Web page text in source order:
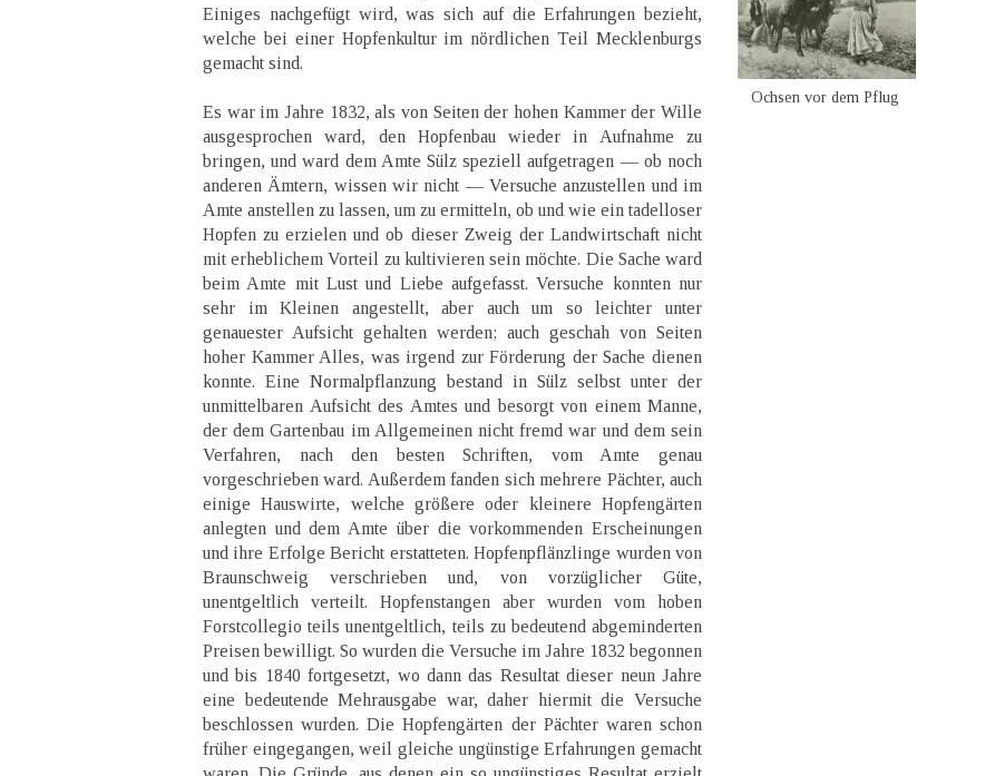
Einiges nachgefügt wird, was sich auf die Erfahrungen bezieht,
welche bei einer Hopfenkultur im nördlichen Teil Mecklenburgs
gemacht sind.
Es war im Jahre 1832, als von Seiten der hohen Kammer der Wille
ausgesprochen ward, den Hopfenbau wieder in Aufnahme zu
bringen, und ward dem Amte Sülz speziell aufgetragen — ob noch
anderen Ämtern, wissen wir nicht — Versuche anzustellen und im
Amte anstellen zu lassen, um zu ermitteln, ob und wie ein tadelloser
Hopfen zu erzielen und ob dieser Zweig der Landwirtschaft nicht
mit erheblichem Vorteil zu kultivieren sein möchte. Die Sache ward
beim Amte mit Lust und Liebe aufgefasst. Versuche konnten nur
sehr im Kleinen angestellt, aber auch um so leichter unter
genauester Aufsicht gehalten werden; auch geschah von Seiten
hoher Kammer Alles, was irgend zur Förderung der Sache dienen
konnte. Eine Normalpflanzung bestand in Sülz selbst unter der
unmittelbaren Aufsicht des Amtes und besorgt von einem Manne,
der dem Gartenbau im Allgemeinen nicht fremd war und dem sein
Verfahren, nach den besten Schriften, vom Amte genau
vorgeschrieben ward. Außerdem fanden sich mehrere Pächter, auch
einige Hauswirte, welche größere oder kleinere Hopfengärten
anlegten und dem Amte über die vorkommenden Erscheinungen
und ihre Erfolge Bericht erstatteten. Hopfenpflänzlinge wurden von
Braunschweig verschrieben und, von vorzüglicher Güte,
unentgeltlich verteilt. Hopfenstangen aber wurden vom hoben
Forstcollegio teils unentgeltlich, teils zu bedeutend abgeminderten
Preisen bewilligt. So wurden die Versuche im Jahre 1832 begonnen
und bis 1840 fortgesetzt, wo dann das Resultat dieser neun Jahre
eine bedeutende Mehrausgabe war, daher hiermit die Versuche
beschlossen wurden. Die Hopfengärten der Pächter waren schon
früher eingegangen, weil gleiche ungünstige Erfahrungen gemacht
Ochsen vor dem Pflug